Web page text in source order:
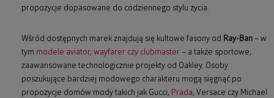
propozycje dopasowane do codziennego stylu życia.
Wśród dostępnych marek znajdują się kultowe fasony od Ray-Ban – w
tym modele aviator, wayfarer czy clubmaster – a także sportowe,
zaawansowane technologicznie projekty od Oakley. Osoby
poszukujące bardziej modowego charakteru mogą sięgnąć po
propozycje domów mody takich jak Gucci, Prada, Versace czy Michael